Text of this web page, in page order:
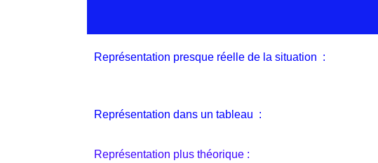
Représentation presque réelle de la situation :
Représentation dans un tableau :
Représentation plus théorique :